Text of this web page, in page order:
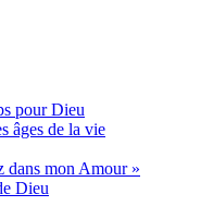
pour Dieu
âges de la vie
dans mon Amour »
Dieu